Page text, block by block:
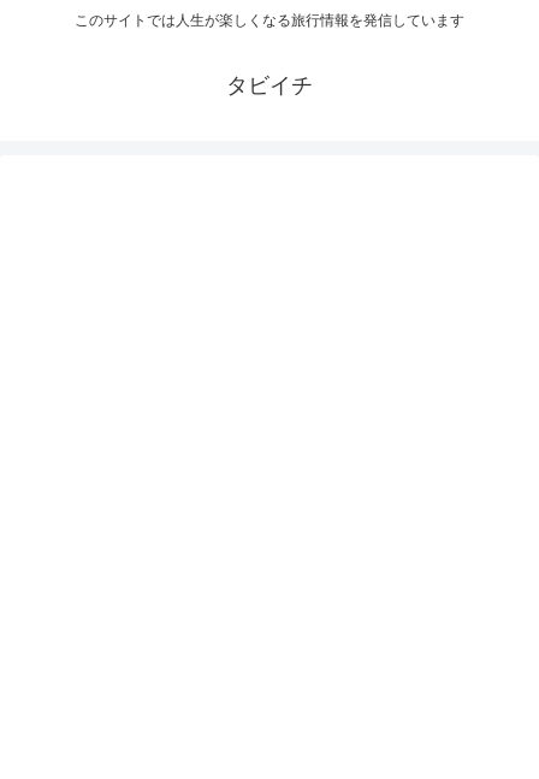
このサイトでは人生が楽しくなる旅行情報を発信しています
タビイチ